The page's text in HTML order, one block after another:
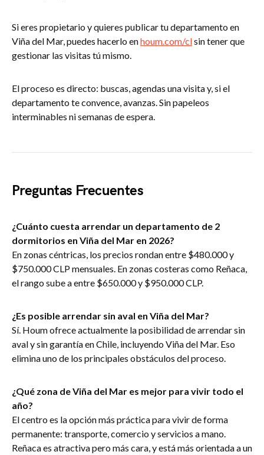
Si eres propietario y quieres publicar tu departamento en
Viña del Mar, puedes hacerlo enhoum.com/clsin tener que
gestionar las visitas tú mismo.
El proceso es directo: buscas, agendas una visita y, si el
departamento te convence, avanzas. Sin papeleos
interminables ni semanas de espera.
Preguntas Frecuentes
¿Cuánto cuesta arrendar un departamento de 2
dormitorios en Viña del Mar en 2026?
En zonas céntricas, los precios rondan entre $480.000 y
$750.000 CLP mensuales. En zonas costeras como Reñaca,
el rango sube a entre $650.000 y $950.000 CLP.
¿Es posible arrendar sin aval en Viña del Mar?
Sí. Houm ofrece actualmente la posibilidad de arrendar sin
aval y sin garantía en Chile, incluyendo Viña del Mar. Eso
elimina uno de los principales obstáculos del proceso.
¿Qué zona de Viña del Mar es mejor para vivir todo el
año?
El centro es la opción más práctica para vivir de forma
permanente: transporte, comercio y servicios a mano.
Reñaca es atractiva pero más cara, y está más orientada a un